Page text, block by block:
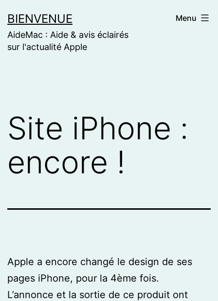
to
content
BIENVENUE
AideMac : Aide & avis éclairés
sur l'actualité Apple
Menu
Site iPhone :
encore !
Apple a encore changé le design de ses
pages iPhone, pour la 4ème fois.
L’annonce et la sortie de ce produit ont